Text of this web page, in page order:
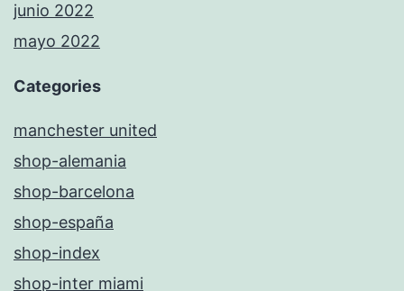
junio 2022
mayo 2022
Categories
manchester united
shop-alemania
shop-barcelona
shop-españa
shop-index
shop-inter miami